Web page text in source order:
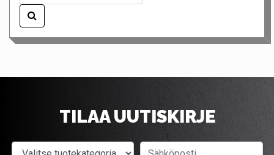
TILAA UUTISKIRJE
Valitse tuotekategoria